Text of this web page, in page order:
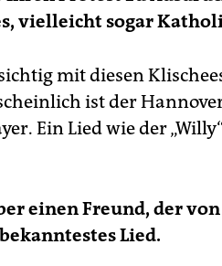
vielleicht sogar
mit diesen
ist der
Ein Lied wie der
einen Freund, der
Lied.